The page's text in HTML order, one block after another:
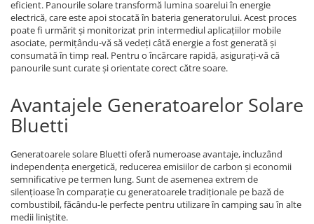
eficient. Panourile solare transformă lumina soarelui în energie
electrică, care este apoi stocată în bateria generatorului. Acest proces
poate fi urmărit și monitorizat prin intermediul aplicațiilor mobile
asociate, permițându-vă să vedeți câtă energie a fost generată și
consumată în timp real. Pentru o încărcare rapidă, asigurați-vă că
panourile sunt curate și orientate corect către soare.
Avantajele Generatoarelor Solare
Bluetti
Generatoarele solare Bluetti oferă numeroase avantaje, incluzând
independența energetică, reducerea emisiilor de carbon și economii
semnificative pe termen lung. Sunt de asemenea extrem de
silențioase în comparație cu generatoarele tradiționale pe bază de
combustibil, făcându-le perfecte pentru utilizare în camping sau în alte
medii liniștite.